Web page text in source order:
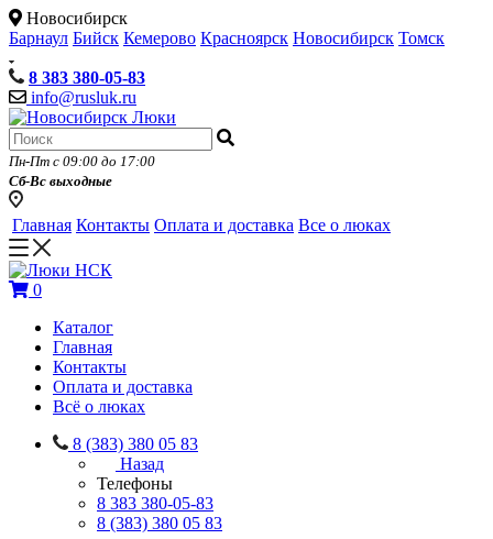
Новосибирск
Барнаул Бийск Кемерово Красноярск Новосибирск Томск
8 383 380-05-83
info@rusluk.ru
Пн-Пт с 09:00 до 17:00
Сб-Вс выходные
Главная Контакты Оплата и доставка Все о люках
0
Каталог
Главная
Контакты
Оплата и доставка
Всё о люках
8 (383) 380 05 83
Назад
Телефоны
8 383 380-05-83
8 (383) 380 05 83